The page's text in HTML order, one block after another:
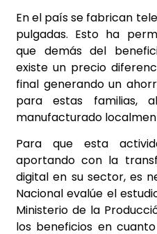
En el país se fabrican
pulgadas. Esto ha
que demás del
existe un precio
final generando un
para estas familias,
manufacturado
Para que esta
aportando con la
digital en su sector, es
Nacional evalúe el
Ministerio de la
los beneficios en